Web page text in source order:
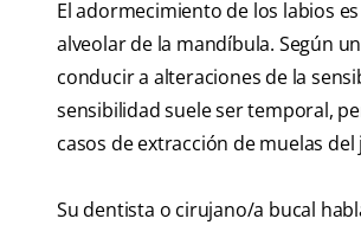
El adormecimiento de los labios
alveolar de la mandíbula. Según
conducir a alteraciones de la
sensibilidad suele ser temporal,
casos de extracción de muelas
Su dentista o cirujano/a bucal